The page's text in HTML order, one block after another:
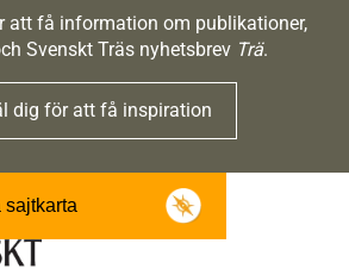
att få information om publikationer,
Svenskt Träs nyhetsbrev Trä.
dig för att få inspiration
sajtkarta